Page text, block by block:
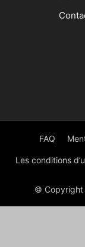
FAQ
Les conditions
© Copyright